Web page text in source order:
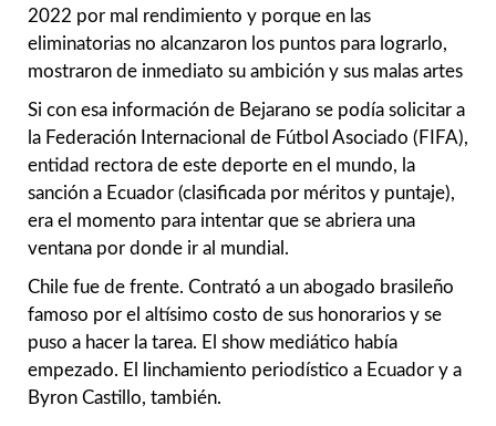
2022 por mal rendimiento y porque en las
eliminatorias no alcanzaron los puntos para lograrlo,
mostraron de inmediato su ambición y sus malas artes
Si con esa información de Bejarano se podía solicitar a
la Federación Internacional de Fútbol Asociado (FIFA),
entidad rectora de este deporte en el mundo, la
sanción a Ecuador (clasificada por méritos y puntaje),
era el momento para intentar que se abriera una
ventana por donde ir al mundial.
Chile fue de frente. Contrató a un abogado brasileño
famoso por el altísimo costo de sus honorarios y se
puso a hacer la tarea. El show mediático había
empezado. El linchamiento periodístico a Ecuador y a
Byron Castillo, también.